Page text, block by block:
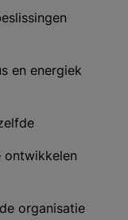
en energiek
ontwikkelen
organisatie